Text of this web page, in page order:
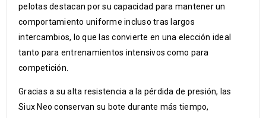
pelotas destacan por su capacidad para mantener un
comportamiento uniforme incluso tras largos
intercambios, lo que las convierte en una elección ideal
tanto para entrenamientos intensivos como para
competición.
Gracias a su alta resistencia a la pérdida de presión, las
Siux Neo conservan su bote durante más tiempo,